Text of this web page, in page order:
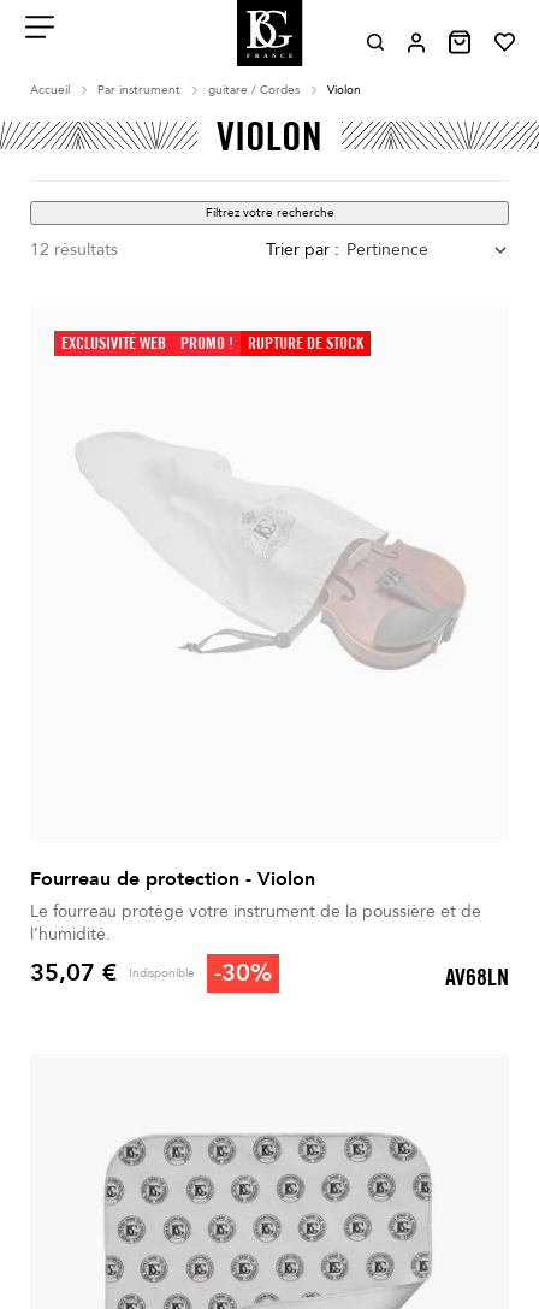
contenu
Accueil Par instrument guitare / Cordes Violon
VIOLON
Filtrez votre recherche
12 résultats Trier par : Pertinence
EXCLUSIVITÉ WEB PROMO ! RUPTURE DE STOCK
Fourreau de protection - Violon
Le fourreau protège votre instrument de la poussière et de
l’humidité.
Prix
35,07 € Indisponible -30% AV68LN